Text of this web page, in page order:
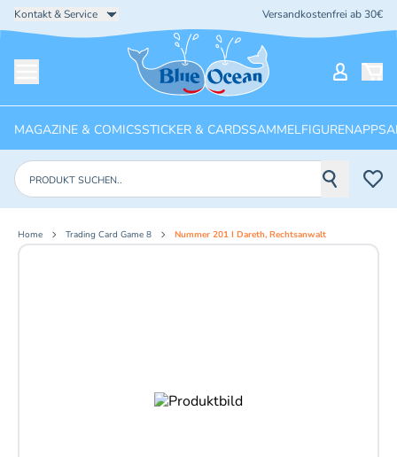
Kontakt & Service Versandkostenfrei ab 30€
Startseite
MAGAZINE & COMICSSTICKER & CARDSSAMMELFIGURENAPPS
Produkte suchen
Home Trading Card Game 8 Nummer 201 I Dareth, Rechtsanwalt